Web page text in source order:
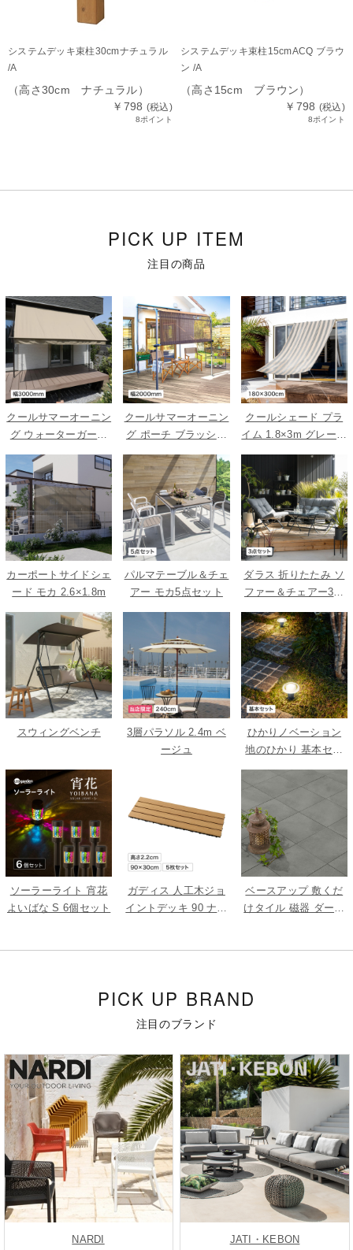
システムデッキ束柱30cmナチュラル
/A
（高さ30cm ナチュラル）
￥798 (税込)
8ポイント
システムデッキ束柱15cmACQ ブラウ
ン /A
（高さ15cm ブラウン）
￥798 (税込)
8ポイント
PICK UP ITEM
注目の商品
クールサマーオーニン
グ ウォーターガード
クールサマーオーニン
グ ポーチ ブラッシュ
クールシェード プラ
イム 1.8×3m グレース
カーポートサイドシェ
ード モカ 2.6×1.8m
パルマテーブル＆チェ
アー モカ5点セット
ダラス 折りたたみ ソ
ファー＆チェアー3点
セット
スウィングベンチ
3層パラソル 2.4m ベ
ージュ
ひかりノベーション
地のひかり 基本セッ
ト
ソーラーライト 宵花
よいばな S 6個セット
ガディス 人工木ジョ
イントデッキ 90 ナチ
ベースアップ 敷くだ
けタイル 磁器 ダーク
PICK UP BRAND
注目のブランド
NARDI
JATI・KEBON